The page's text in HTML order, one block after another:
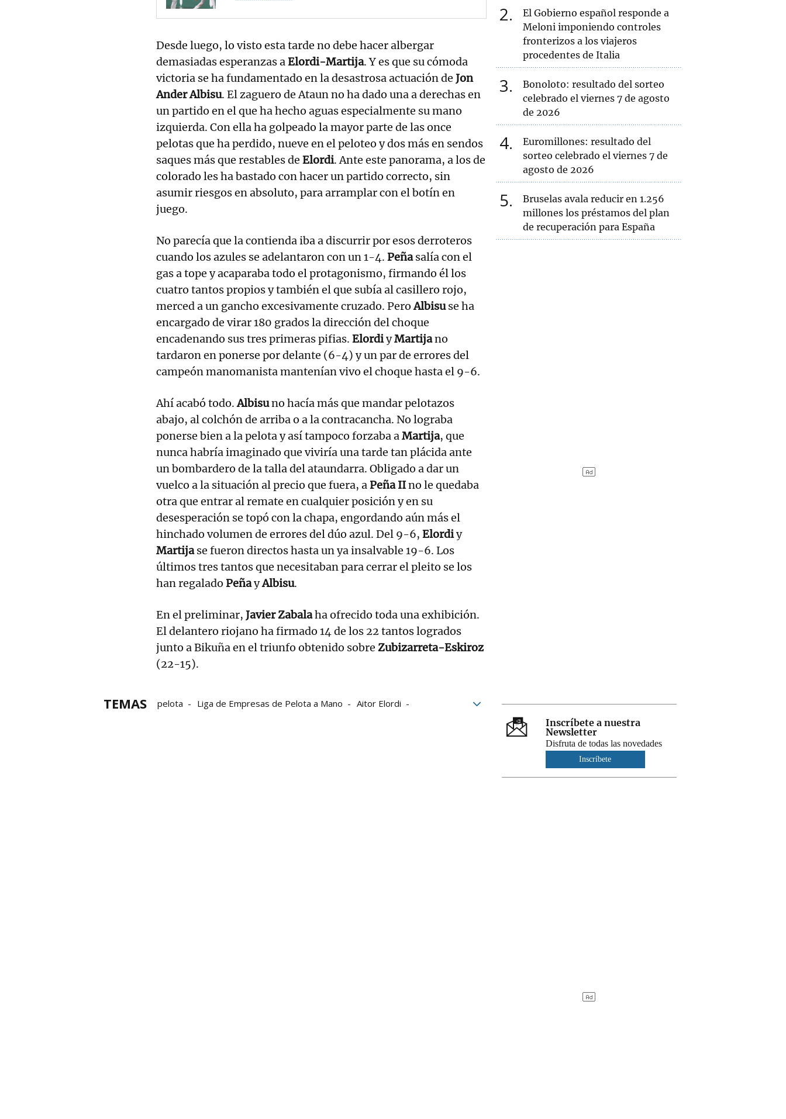
Desde luego, lo visto esta tarde no debe hacer albergar
demasiadas esperanzas aElordi-Martija. Y es que su cómoda
victoria se ha fundamentado en la desastrosa actuación de Jon
Ander Albisu. El zaguero de Ataun no ha dado una a derechas en
un partido en el que ha hecho aguas especialmente su mano
izquierda. Con ella ha golpeado la mayor parte de las once
pelotas que ha perdido, nueve en el peloteo y dos más en sendos
saques más que restables de Elordi. Ante este panorama, a los de
colorado les ha bastado con hacer un partido correcto, sin
asumir riesgos en absoluto, para arramplar con el botín en
juego.
No parecía que la contienda iba a discurrir por esos derroteros
cuando los azules se adelantaron con un 1-4. Peñasalía con el
gas a tope y acaparaba todo el protagonismo, firmando él los
cuatro tantos propios y también el que subía al casillero rojo,
merced a un gancho excesivamente cruzado. PeroAlbisuse ha
encargado de virar 180 grados la dirección del choque
encadenando sus tres primeras pifias. ElordiyMartijano
tardaron en ponerse por delante (6-4) y un par de errores del
campeón manomanista mantenían vivo el choque hasta el 9-6.
Ahí acabó todo.Albisuno hacía más que mandar pelotazos
abajo, al colchón de arriba o a la contracancha. No lograba
ponerse bien a la pelota y así tampoco forzaba aMartija, que
nunca habría imaginado que viviría una tarde tan plácida ante
un bombardero de la talla del ataundarra. Obligado a dar un
vuelco a la situación al precio que fuera, aPeña IIno le quedaba
otra que entrar al remate en cualquier posición y en su
desesperación se topó con la chapa, engordando aún más el
hinchado volumen de errores del dúo azul. Del 9-6, Elordiy
Martijase fueron directos hasta un ya insalvable 19-6. Los
últimos tres tantos que necesitaban para cerrar el pleito se los
han regalado PeñayAlbisu.
En el preliminar, Javier Zabalaha ofrecido toda una exhibición.
El delantero riojano ha firmado 14 de los 22 tantos logrados
junto a Bikuña en el triunfo obtenido sobre Zubizarreta-Eskiroz
(22-15).
TEMAS pelota Liga de Empresas de Pelota a Mano
Aitor Elordi
2
El Gobierno español responde a
Meloni imponiendo controles
fronterizos a los viajeros
procedentes de Italia
3
Bonoloto: resultado del sorteo
celebrado el viernes 7 de agosto
de 2026
4
Euromillones: resultado del
sorteo celebrado el viernes 7 de
agosto de 2026
5
Bruselas avala reducir en 1.256
millones los préstamos del plan
de recuperación para España
Inscríbete a nuestra
Newsletter
Disfruta de todas las novedades
Inscríbete